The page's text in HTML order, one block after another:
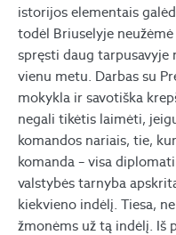
istorijos elementais
todėl Briuselyje
spręsti daug tarpusavyje
vienu metu. Darbas su
mokykla ir savotiška
negali tikėtis laimėti,
komandos nariais, tie,
komanda – visa
valstybės tarnyba
kiekvieno indėlį. Tiesa,
žmonėms už tą indėlį. Iš